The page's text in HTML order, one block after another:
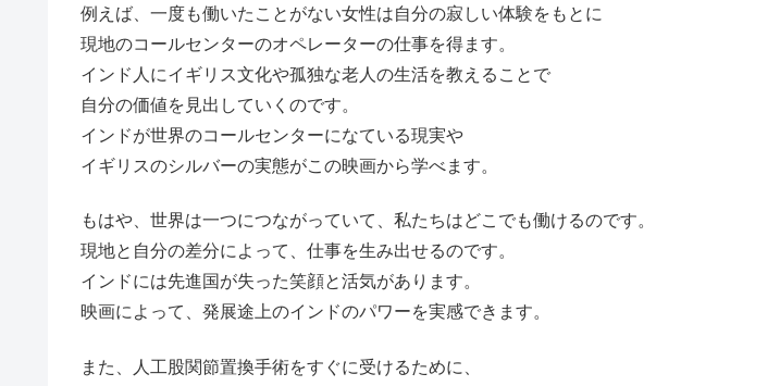
例えば、一度も働いたことがない女性は自分の寂しい体験をもとに
現地のコールセンターのオペレーターの仕事を得ます。
インド人にイギリス文化や孤独な老人の生活を教えることで
自分の価値を見出していくのです。
インドが世界のコールセンターになている現実や
イギリスのシルバーの実態がこの映画から学べます。
もはや、世界は一つにつながっていて、私たちはどこでも働けるのです。
現地と自分の差分によって、仕事を生み出せるのです。
インドには先進国が失った笑顔と活気があります。
映画によって、発展途上のインドのパワーを実感できます。
また、人工股関節置換手術をすぐに受けるために、